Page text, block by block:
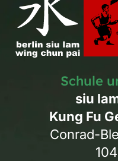
Schule
siu
Kung Fu
Conrad-